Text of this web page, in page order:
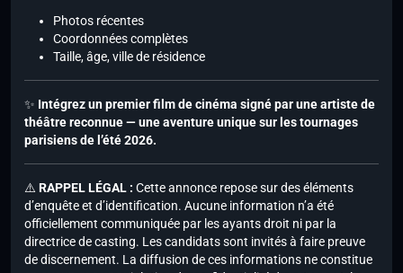
Photos récentes
Coordonnées complètes
Taille, âge, ville de résidence
✨ Intégrez un premier film de cinéma signé par une artiste de
théâtre reconnue — une aventure unique sur les tournages
parisiens de l’été 2026.
⚠️ RAPPEL LÉGAL : Cette annonce repose sur des éléments
d’enquête et d’identification. Aucune information n’a été
officiellement communiquée par les ayants droit ni par la
directrice de casting. Les candidats sont invités à faire preuve
de discernement. La diffusion de ces informations ne constitue